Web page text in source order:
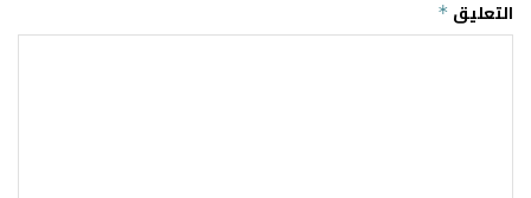
التعليق *